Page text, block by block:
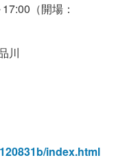
（開場：
川
index.html